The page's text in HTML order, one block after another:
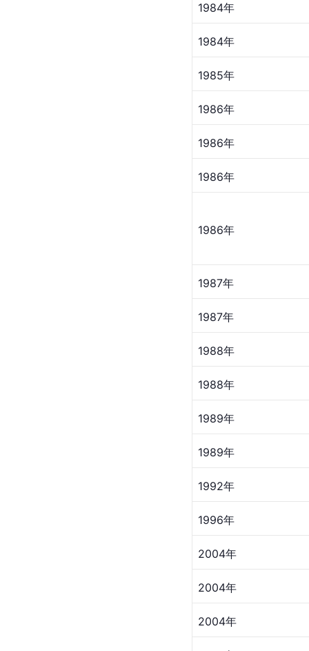
1984年
1984年
1985年
1986年
1986年
1986年
1986年
1987年
1987年
1988年
1988年
1989年
1989年
1992年
1996年
2004年
2004年
2004年